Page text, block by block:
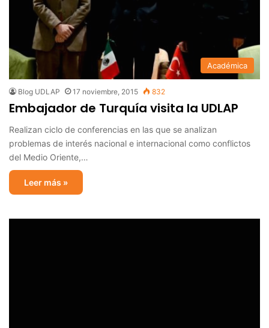
Académica
Blog UDLAP 17 noviembre, 2015 832
Embajador de Turquía visita la UDLAP
Realizan ciclo de conferencias en las que se analizan
problemas de interés nacional e internacional como conflictos
del Medio Oriente,…
Leer más »